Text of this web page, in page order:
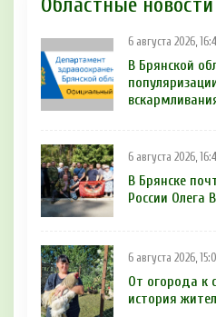
Областные новости
6 августа 2026,
В Брянской
6 августа 2026,
В Брянске
России Олега
6 августа 2026,
От огорода к
история